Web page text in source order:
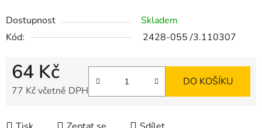
Dostupnost
Skladem
Kód:
2428-055 /3.110307
64 Kč
77 Kč včetně DPH
DO KOŠÍKU